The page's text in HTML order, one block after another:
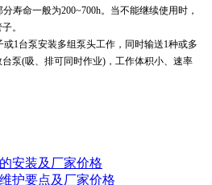
寿命一般为200~700h。当不能继续使用时，
。
或1台泵安装多组泵头工作，同时输送1种或多
泵(吸、排可同时作业)，工作体积小、速率
安装及厂家价格
护要点及厂家价格